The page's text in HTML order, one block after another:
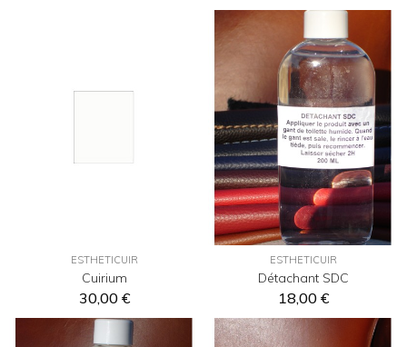
ESTHETICUIR
Cuirium
30,00 €
ESTHETICUIR
Détachant SDC
18,00 €